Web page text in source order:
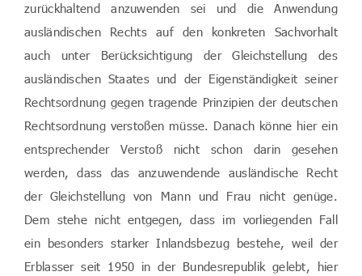
zurückhaltend anzuwenden sei und die Anwendung
ausländischen Rechts auf den konkreten Sachvorhalt
auch unter Berücksichtigung der Gleichstellung des
ausländischen Staates und der Eigenständigkeit seiner
Rechtsordnung gegen tragende Prinzipien der deutschen
Rechtsordnung verstoßen müsse. Danach könne hier ein
entsprechender Verstoß nicht schon darin gesehen
werden, dass das anzuwendende ausländische Recht
der Gleichstellung von Mann und Frau nicht genüge.
Dem stehe nicht entgegen, dass im vorliegenden Fall
ein besonders starker Inlandsbezug bestehe, weil der
Erblasser seit 1950 in der Bundesrepublik gelebt, hier